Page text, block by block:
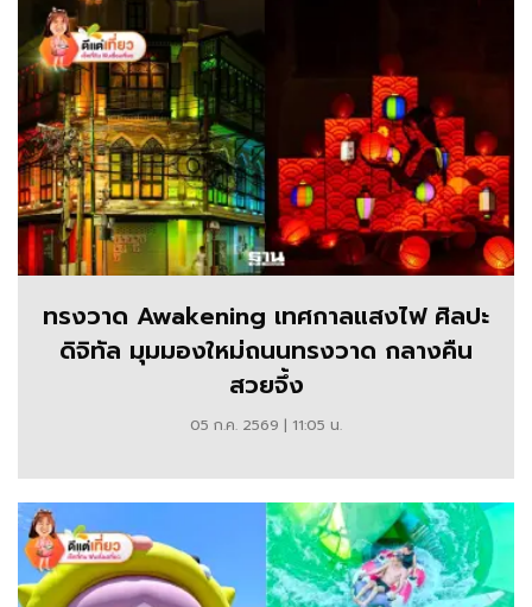
ทรงวาด Awakening เทศกาลแสงไฟ ศิลปะ
ดิจิทัล มุมมองใหม่ถนนทรงวาด กลางคืน
สวยจึ้ง
05 ก.ค. 2569 | 11:05 น.